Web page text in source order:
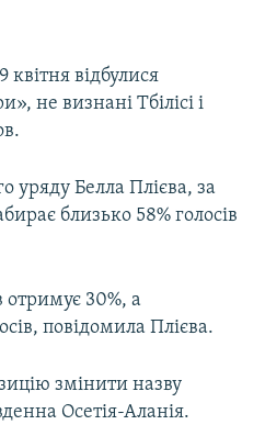
квітня відбулися
не визнані Тбілісі і
уряду Белла Плієва, за
близько 58% голосів
отримує 30%, а
повідомила Плієва.
змінити назву
Осетія-Аланія.